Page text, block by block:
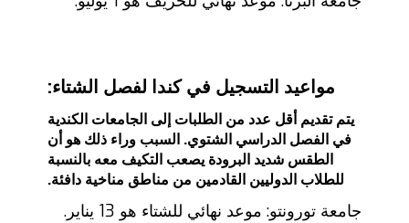
مواعيد التسجيل في كندا لفصل الشتاء:
يتم تقديم أقل عدد من الطلبات إلى الجامعات الكندية
في الفصل الدراسي الشتوي. السبب وراء ذلك هو أن
الطقس شديد البرودة يصعب التكيف معه بالنسبة
للطلاب الدوليين القادمين من مناطق مناخية دافئة.
جامعة تورونتو: موعد نهائي للشتاء هو 13 يناير.